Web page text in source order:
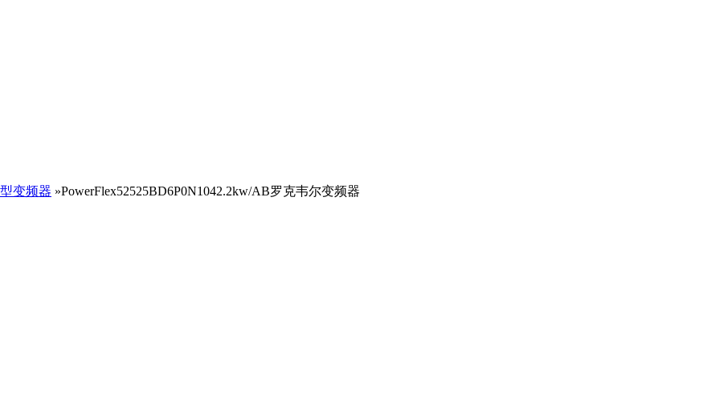
变频器 »PowerFlex52525BD6P0N1042.2kw/AB罗克韦尔变频器